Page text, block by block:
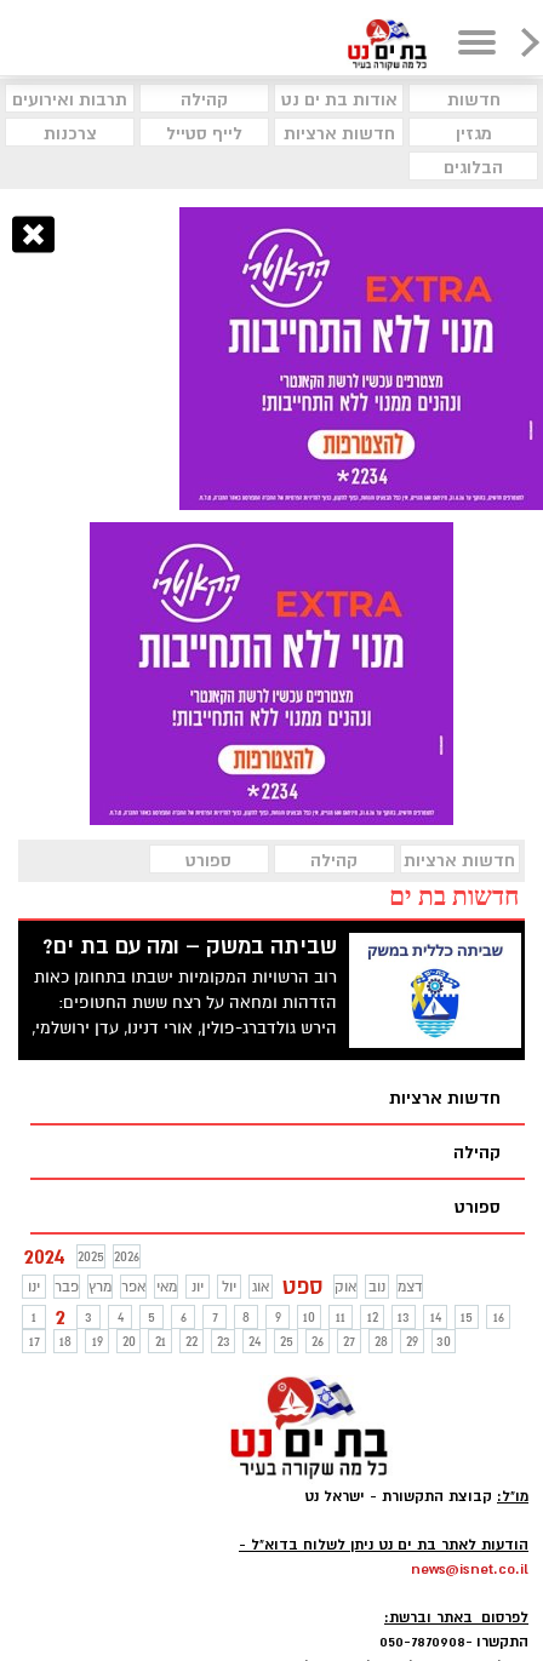
חדשות אודות בת ים נט קהילה
תרבות ואירועים
מגזין
חדשות ארציות לייף סטייל
צרכנות
הבלוגים
חדשות ארציות קהילה ספורט
חדשות בת ים
שביתה במשק – ומה עם בת ים?
רוב הרשויות המקומיות ישבתו בתחומן כאות
הזדהות ומחאה על רצח ששת החטופים:
הירש גולדברג-פולין, אורי דנינו, עדן ירושלמי,
חדשות ארציות
קהילה
ספורט
2024 2025
2026
ינו
פבר מרץ אפר מאי יונ יול אוג ספט אוק נוב
דצמ
1
2 3 4 5 6 7 8 9 10 11 12 13 14 15
16
17
18 19 20 21 22 23 24 25 26 27 28 29 30
מו"ל: קבוצת התקשורת - ישראל נט
הודעות לאתר בת ים נט ניתן לשלוח בדוא"ל -
news@isnet.co.il
לפרסום באתר וברשת:
התקשרו -050-7870908